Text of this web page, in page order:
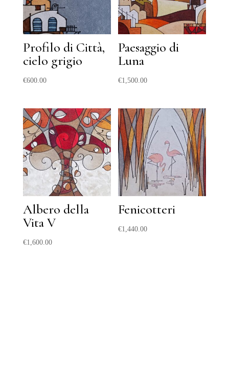
Profilo di Città,
cielo grigio
€600.00
Paesaggio di
Luna
€1,500.00
Albero della
Vita V
€1,600.00
Fenicotteri
€1,440.00